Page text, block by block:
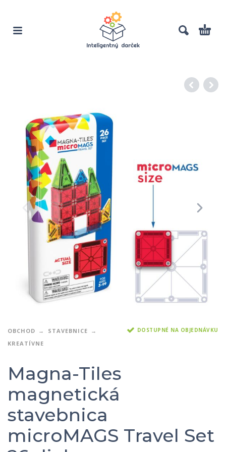
OBCHOD
STAVEBNICE
KREATÍVNE
DOSTUPNÉ NA OBJEDNÁVKU
Magna-Tiles
magnetická
stavebnica
microMAGS Travel Set